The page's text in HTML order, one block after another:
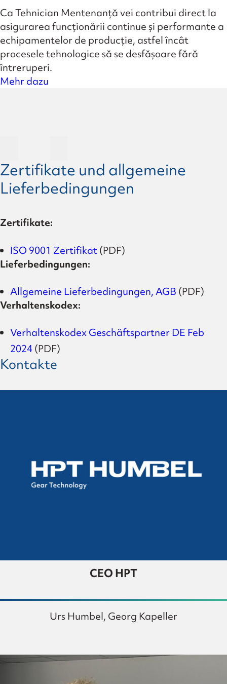
Ca Tehnician Mentenanță vei contribui direct la
asigurarea funcționării continue și performante a
echipamentelor de producție, astfel încât
procesele tehnologice să se desfășoare fără
întreruperi.
Mehr dazu
Zertifikate und allgemeine
Lieferbedingungen
Zertifikate:
ISO 9001 Zertifikat(PDF)
Lieferbedingungen:
Allgemeine Lieferbedingungen, AGB (PDF)
Verhaltenskodex:
Verhaltenskodex Geschäftspartner DE Feb
2024(PDF)
Kontakte
CEO HPT
Urs Humbel, Georg Kapeller